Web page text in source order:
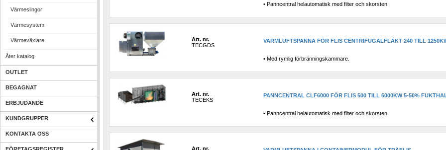
Värmeslingor
Värmesystem
Värmeväxlare
Åter katalog
OUTLET
BEGAGNAT
ERBJUDANDE
KUNDGRUPPER
KONTAKTA OSS
• Panncentral helautomatisk med filter och skorsten
Art. nr.
TECGDS
VARMLUFTSPANNA FÖR FLIS CENTRIFUGALFLÄKT 240 TILL
• Med rymlig förbränningskammare.
Art. nr.
TECEKS
PANNCENTRAL CLF6000 FÖR FLIS 500 TILL 6000KW 5-50%
• Panncentral helautomatisk med filter och skorsten
Art. nr.